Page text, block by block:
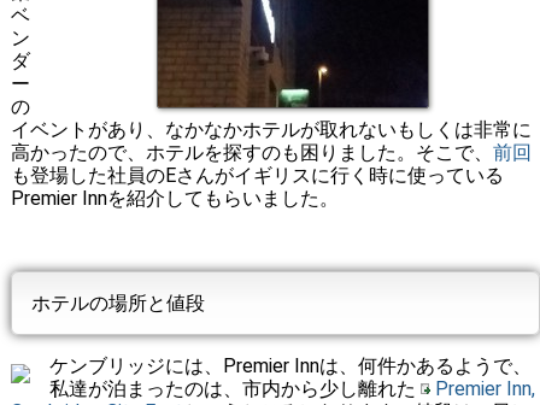
ベ
ン
ダ
ー
の
イベントがあり、なかなかホテルが取れないもしくは非常に
高かったので、ホテルを探すのも困りました。そこで、 前回
も登場した社員のEさんがイギリスに行く時に使っている
Premier Innを紹介してもらいました。
ホテルの場所と値段
ケンブリッジには、Premier Innは、何件かあるようで、
私達が泊まったのは、市内から少し離れた
Premier Inn,